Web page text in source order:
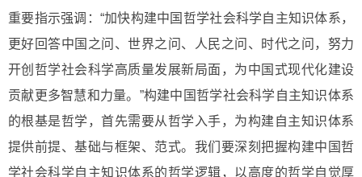
重要指示强调：“加快构建中国哲学社会科学自主知识体系，
更好回答中国之问、世界之问、人民之问、时代之问，努力
开创哲学社会科学高质量发展新局面，为中国式现代化建设
贡献更多智慧和力量。”构建中国哲学社会科学自主知识体系
的根基是哲学，首先需要从哲学入手，为构建自主知识体系
提供前提、基础与框架、范式。我们要深刻把握构建中国哲
学社会科学自主知识体系的哲学逻辑，以高度的哲学自觉厚